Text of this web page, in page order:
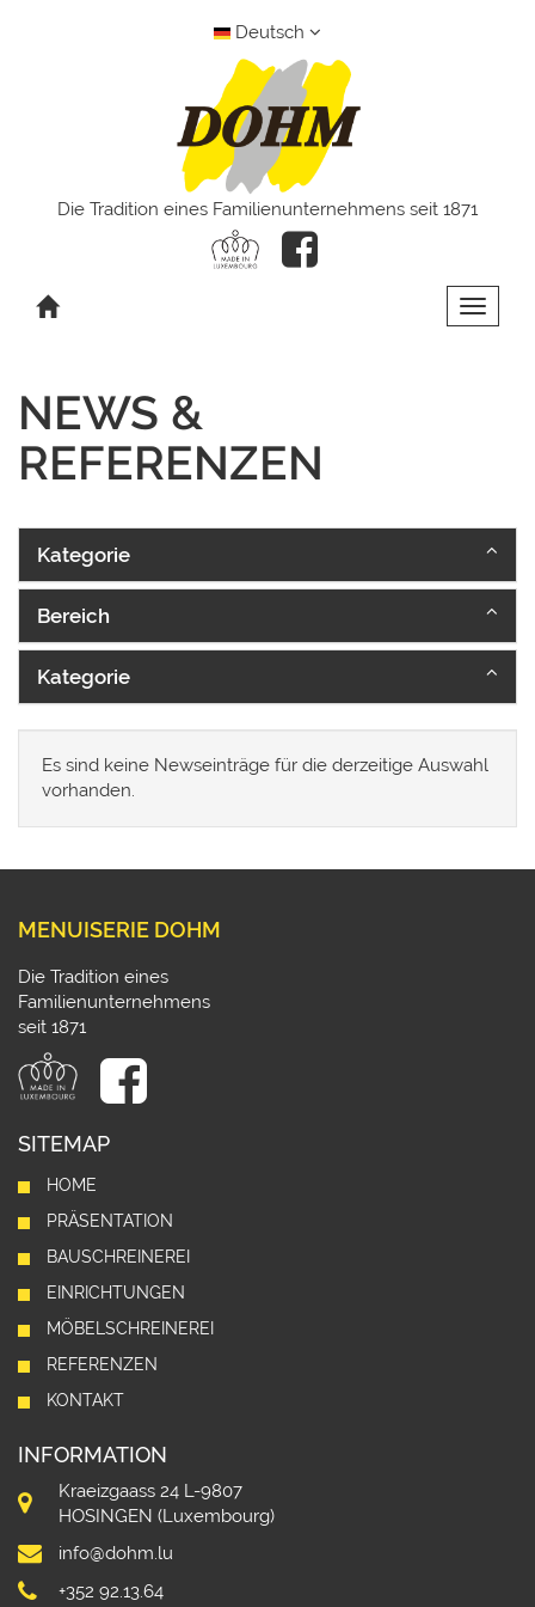
Deutsch
Die Tradition eines Familienunternehmens seit 1871
Toggle
NEWS &
REFERENZEN
Kategorie
Bereich
Kategorie
Es sind keine Newseinträge für die derzeitige Auswahl
vorhanden.
MENUISERIE DOHM
Die Tradition eines
Familienunternehmens
seit 1871
SITEMAP
HOME
PRÄSENTATION
BAUSCHREINEREI
EINRICHTUNGEN
MÖBELSCHREINEREI
REFERENZEN
KONTAKT
INFORMATION
Kraeizgaass 24 L-9807
HOSINGEN (Luxembourg)
info@dohm.lu
+352 92.13.64